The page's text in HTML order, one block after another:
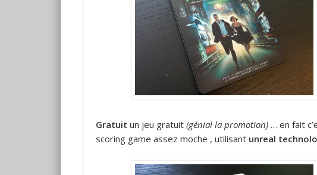
Gratuit un jeu gratuit (génial la promotion)… en fait
scoring game assez moche , utilisant unreal